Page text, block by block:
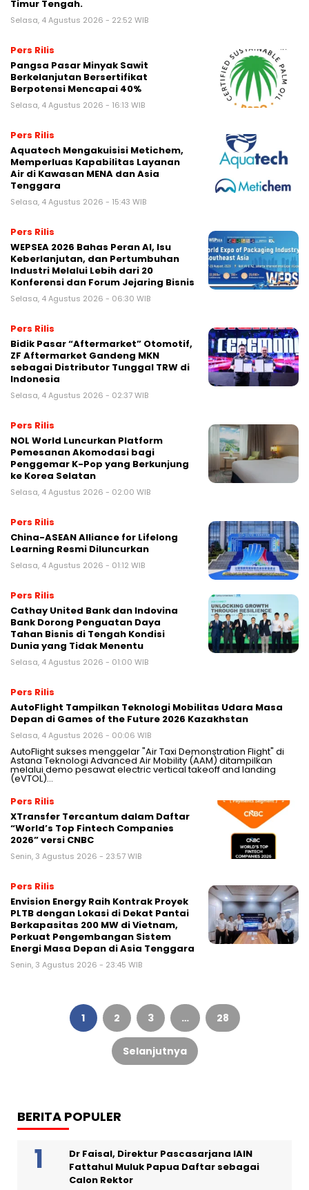
Timur Tengah.
Selasa, 4 Agustus 2026 - 22:52 WIB
Pers Rilis
Pangsa Pasar Minyak Sawit
Berkelanjutan Bersertifikat
Berpotensi Mencapai 40%
Selasa, 4 Agustus 2026 - 16:13 WIB
Pers Rilis
Aquatech Mengakuisisi Metichem,
Memperluas Kapabilitas Layanan
Air di Kawasan MENA dan Asia
Tenggara
Selasa, 4 Agustus 2026 - 15:43 WIB
Pers Rilis
WEPSEA 2026 Bahas Peran AI, Isu
Keberlanjutan, dan Pertumbuhan
Industri Melalui Lebih dari 20
Konferensi dan Forum Jejaring Bisnis
Selasa, 4 Agustus 2026 - 06:30 WIB
Pers Rilis
Bidik Pasar “Aftermarket” Otomotif,
ZF Aftermarket Gandeng MKN
sebagai Distributor Tunggal TRW di
Indonesia
Selasa, 4 Agustus 2026 - 02:37 WIB
Pers Rilis
NOL World Luncurkan Platform
Pemesanan Akomodasi bagi
Penggemar K-Pop yang Berkunjung
ke Korea Selatan
Selasa, 4 Agustus 2026 - 02:00 WIB
Pers Rilis
China-ASEAN Alliance for Lifelong
Learning Resmi Diluncurkan
Selasa, 4 Agustus 2026 - 01:12 WIB
Pers Rilis
Cathay United Bank dan Indovina
Bank Dorong Penguatan Daya
Tahan Bisnis di Tengah Kondisi
Dunia yang Tidak Menentu
Selasa, 4 Agustus 2026 - 01:00 WIB
Pers Rilis
AutoFlight Tampilkan Teknologi Mobilitas Udara Masa
Depan di Games of the Future 2026 Kazakhstan
Selasa, 4 Agustus 2026 - 00:06 WIB
AutoFlight sukses menggelar "Air Taxi Demonstration Flight" di
Astana Teknologi Advanced Air Mobility (AAM) ditampilkan
melalui demo pesawat electric vertical takeoff and landing
(eVTOL)…
Pers Rilis
XTransfer Tercantum dalam Daftar
“World’s Top Fintech Companies
2026” versi CNBC
Senin, 3 Agustus 2026 - 23:57 WIB
Pers Rilis
Envision Energy Raih Kontrak Proyek
PLTB dengan Lokasi di Dekat Pantai
Berkapasitas 200 MW di Vietnam,
Perkuat Pengembangan Sistem
Energi Masa Depan di Asia Tenggara
Senin, 3 Agustus 2026 - 23:45 WIB
Paginasi
1 2 3 … 28
Selanjutnya
BERITA POPULER
Dr Faisal, Direktur Pascasarjana IAIN
Fattahul Muluk Papua Daftar sebagai
Calon Rektor